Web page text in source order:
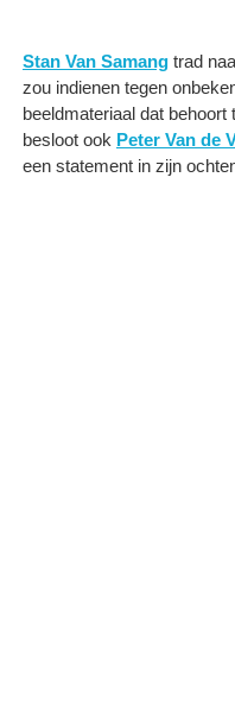
Stan Van Samang trad
zou indienen tegen
beeldmateriaal dat
besloot ook Peter Van de
een statement in zijn